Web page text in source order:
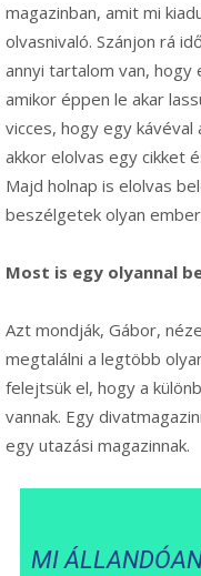
magazinban, amit mi
olvasnivaló. Szánjon rá
annyi tartalom van, hogy
amikor éppen le akar
vicces, hogy egy
akkor elolvas egy cikket
Majd holnap is elolvas
beszélgetek olyan
Most is egy olyannal
Azt mondják, Gábor,
megtalálni a legtöbb
felejtsük el, hogy a
vannak. Egy
egy utazási magazinnak.
MI